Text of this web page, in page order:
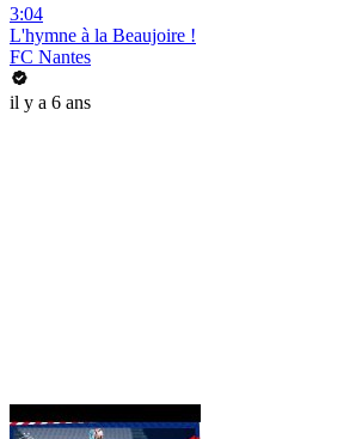
3:04
L'hymne à la Beaujoire !
FC Nantes
il y a 6 ans